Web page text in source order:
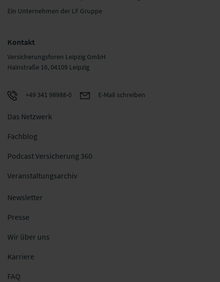
Ein Unternehmen der LF Gruppe
Kontakt
Versicherungsforen Leipzig GmbH
Hainstraße 16, 04109 Leipzig
+49 341 98988-0 E-Mail schreiben
Das Netzwerk
Fachblog
Podcast Versicherung 360
Veranstaltungsarchiv
Newsletter
Presse
Wir über uns
Karriere
FAQ